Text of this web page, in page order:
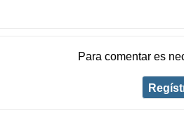
Para comentar es